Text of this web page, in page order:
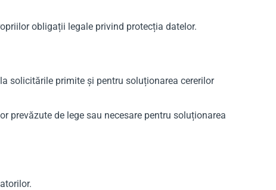
obligații legale privind protecția datelor.
solicitările primite și pentru soluționarea cererilor
prevăzute de lege sau necesare pentru soluționarea